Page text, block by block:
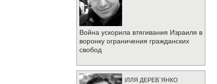
Война ускорила втягивания Израиля в
воронку ограничения гражданских
свобод
IЛЛЯ ДЕРЕВ`ЯНКО